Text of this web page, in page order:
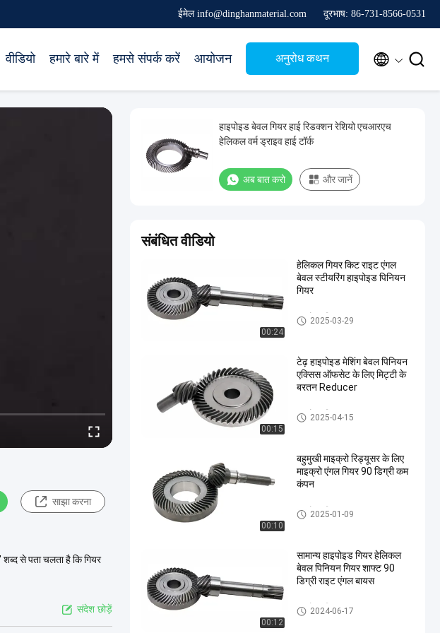
ईमेल info@dinghanmaterial.com दूरभाष: 86-731-8566-0531
वीडियो हमारे बारे में हमसे संपर्क करें आयोजन अनुरोध कथन  
साझा करना
शब्द से पता चलता है कि गियर
संदेश छोड़ें
हाइपोइड बेवल गियर हाई रिडक्शन रेशियो एचआरएच
हेलिकल वर्म ड्राइव हाई टॉर्क
अब बात करो और जानें
संबंधित वीडियो
00:24
हेलिकल गियर किट राइट एंगल
बेवल स्टीयरिंग हाइपोइड पिनियन
गियर
हाइपोइड गियर
2025-03-29
00:15
टेढ़ हाइपोइड मेशिंग बेवल पिनियन
एक्सिस ऑफसेट के लिए मिट्टी के
बरतन Reducer
हाइपोइड गियर
2025-04-15
00:10
बहुमुखी माइक्रो रिड्यूसर के लिए
माइक्रो एंगल गियर 90 डिग्री कम
कंपन
हाइपोइड गियर
2025-01-09
00:12
सामान्य हाइपोइड गियर हेलिकल
बेवल पिनियन गियर शाफ्ट 90
डिग्री राइट एंगल बायस
हाइपोइड गियर
2024-06-17